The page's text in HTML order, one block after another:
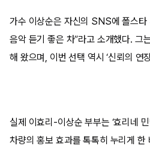
가수 이상순은 자신의 SNS에 폴스
음악 듣기 좋은 차”라고 소개했다. 그
해 왔으며, 이번 선택 역시 ‘신뢰의 연
실제 이효리-이상순 부부는 ‘효리네
차량의 홍보 효과를 톡톡히 누리게 한